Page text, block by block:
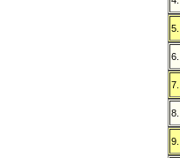
5.
6.
7.
8.
9.